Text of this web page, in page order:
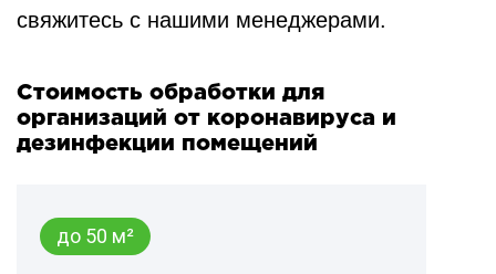
свяжитесь с нашими менеджерами.
Стоимость обработки для
организаций от коронавируса и
дезинфекции помещений
до 50 м²